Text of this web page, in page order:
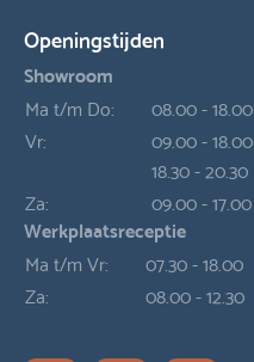
Openingstijden
Showroom
Ma t/m Do:
08.00 - 18.00
Vr:
09.00 - 18.00
18.30 - 20.30
Za:
09.00 - 17.00
Werkplaatsreceptie
Ma t/m Vr:
07.30 - 18.00
Za:
08.00 - 12.30